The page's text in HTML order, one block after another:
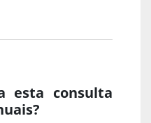
esta consulta